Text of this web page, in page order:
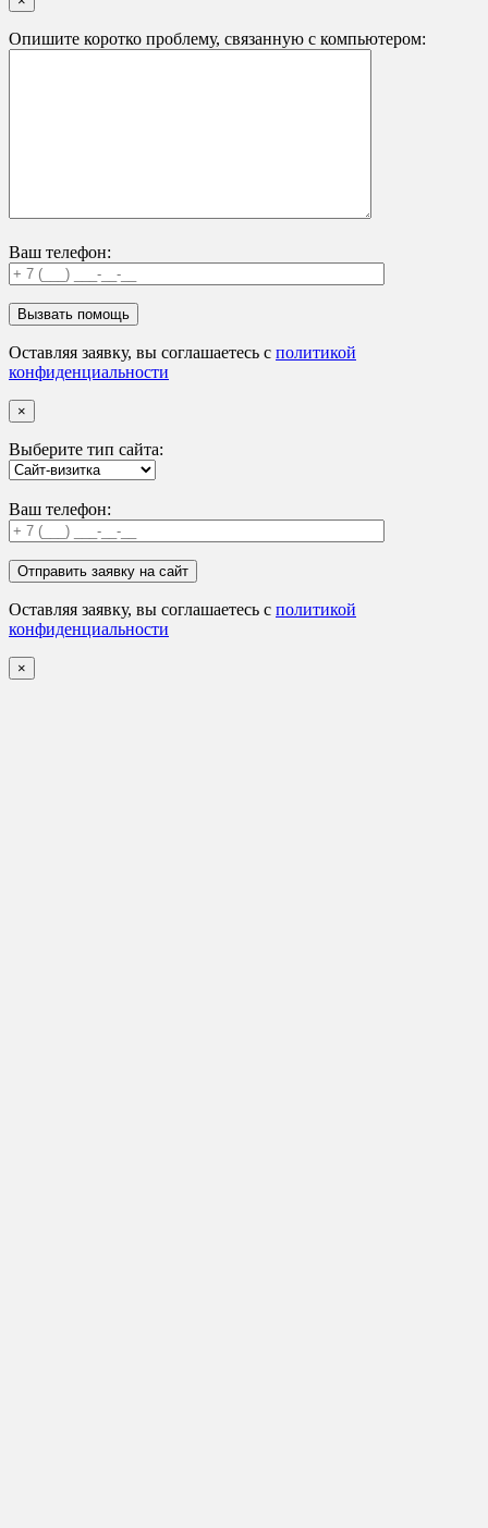
Опишите коротко проблему, связанную с компьютером:
Ваш телефон:
Оставляя заявку, вы соглашаетесь с политикой
конфиденциальности
×
Выберите тип сайта:
Ваш телефон:
Оставляя заявку, вы соглашаетесь с политикой
конфиденциальности
×